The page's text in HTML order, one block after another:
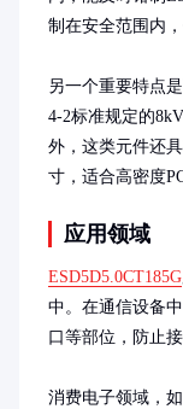
制在安全范围内
另一个重要特点
4-2标准规定的
外，这类元件还
寸，适合高密度
应用领域
ESD5D5.0CT185G
中。在通信设备
口等部位，防止
消费电子领域，